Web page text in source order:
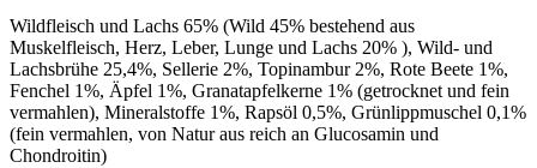
Wildfleisch und Lachs 65% (Wild 45% bestehend aus
Muskelfleisch, Herz, Leber, Lunge und Lachs 20% ), Wild- und
Lachsbrühe 25,4%, Sellerie 2%, Topinambur 2%, Rote Beete 1%,
Fenchel 1%, Äpfel 1%, Granatapfelkerne 1% (getrocknet und fein
vermahlen), Mineralstoffe 1%, Rapsöl 0,5%, Grünlippmuschel 0,1%
(fein vermahlen, von Natur aus reich an Glucosamin und
Chondroitin)